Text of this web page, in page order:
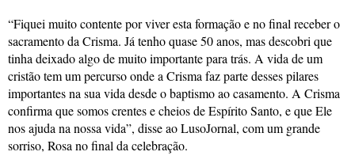
“Fiquei muito contente por viver esta formação e no final receber o
sacramento da Crisma. Já tenho quase 50 anos, mas descobri que
tinha deixado algo de muito importante para trás. A vida de um
cristão tem um percurso onde a Crisma faz parte desses pilares
importantes na sua vida desde o baptismo ao casamento. A Crisma
confirma que somos crentes e cheios de Espírito Santo, e que Ele
nos ajuda na nossa vida”, disse ao LusoJornal, com um grande
sorriso, Rosa no final da celebração.